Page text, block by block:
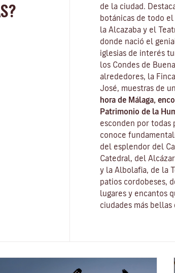
de la ciudad.
botánicas de todo
la Alcazaba y el
donde nació el
iglesias de interés
los Condes de
alrededores, la
José, muestras de
hora de Málaga,
Patrimonio de la
esconden por todas
conoce
del esplendor del
Catedral, del
y la Albolafia , de la
patios cordobeses,
lugares y encantos
ciudades más